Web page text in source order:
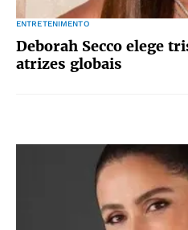
ENTRETENIMENTO
Deborah Secco elege
atrizes globais